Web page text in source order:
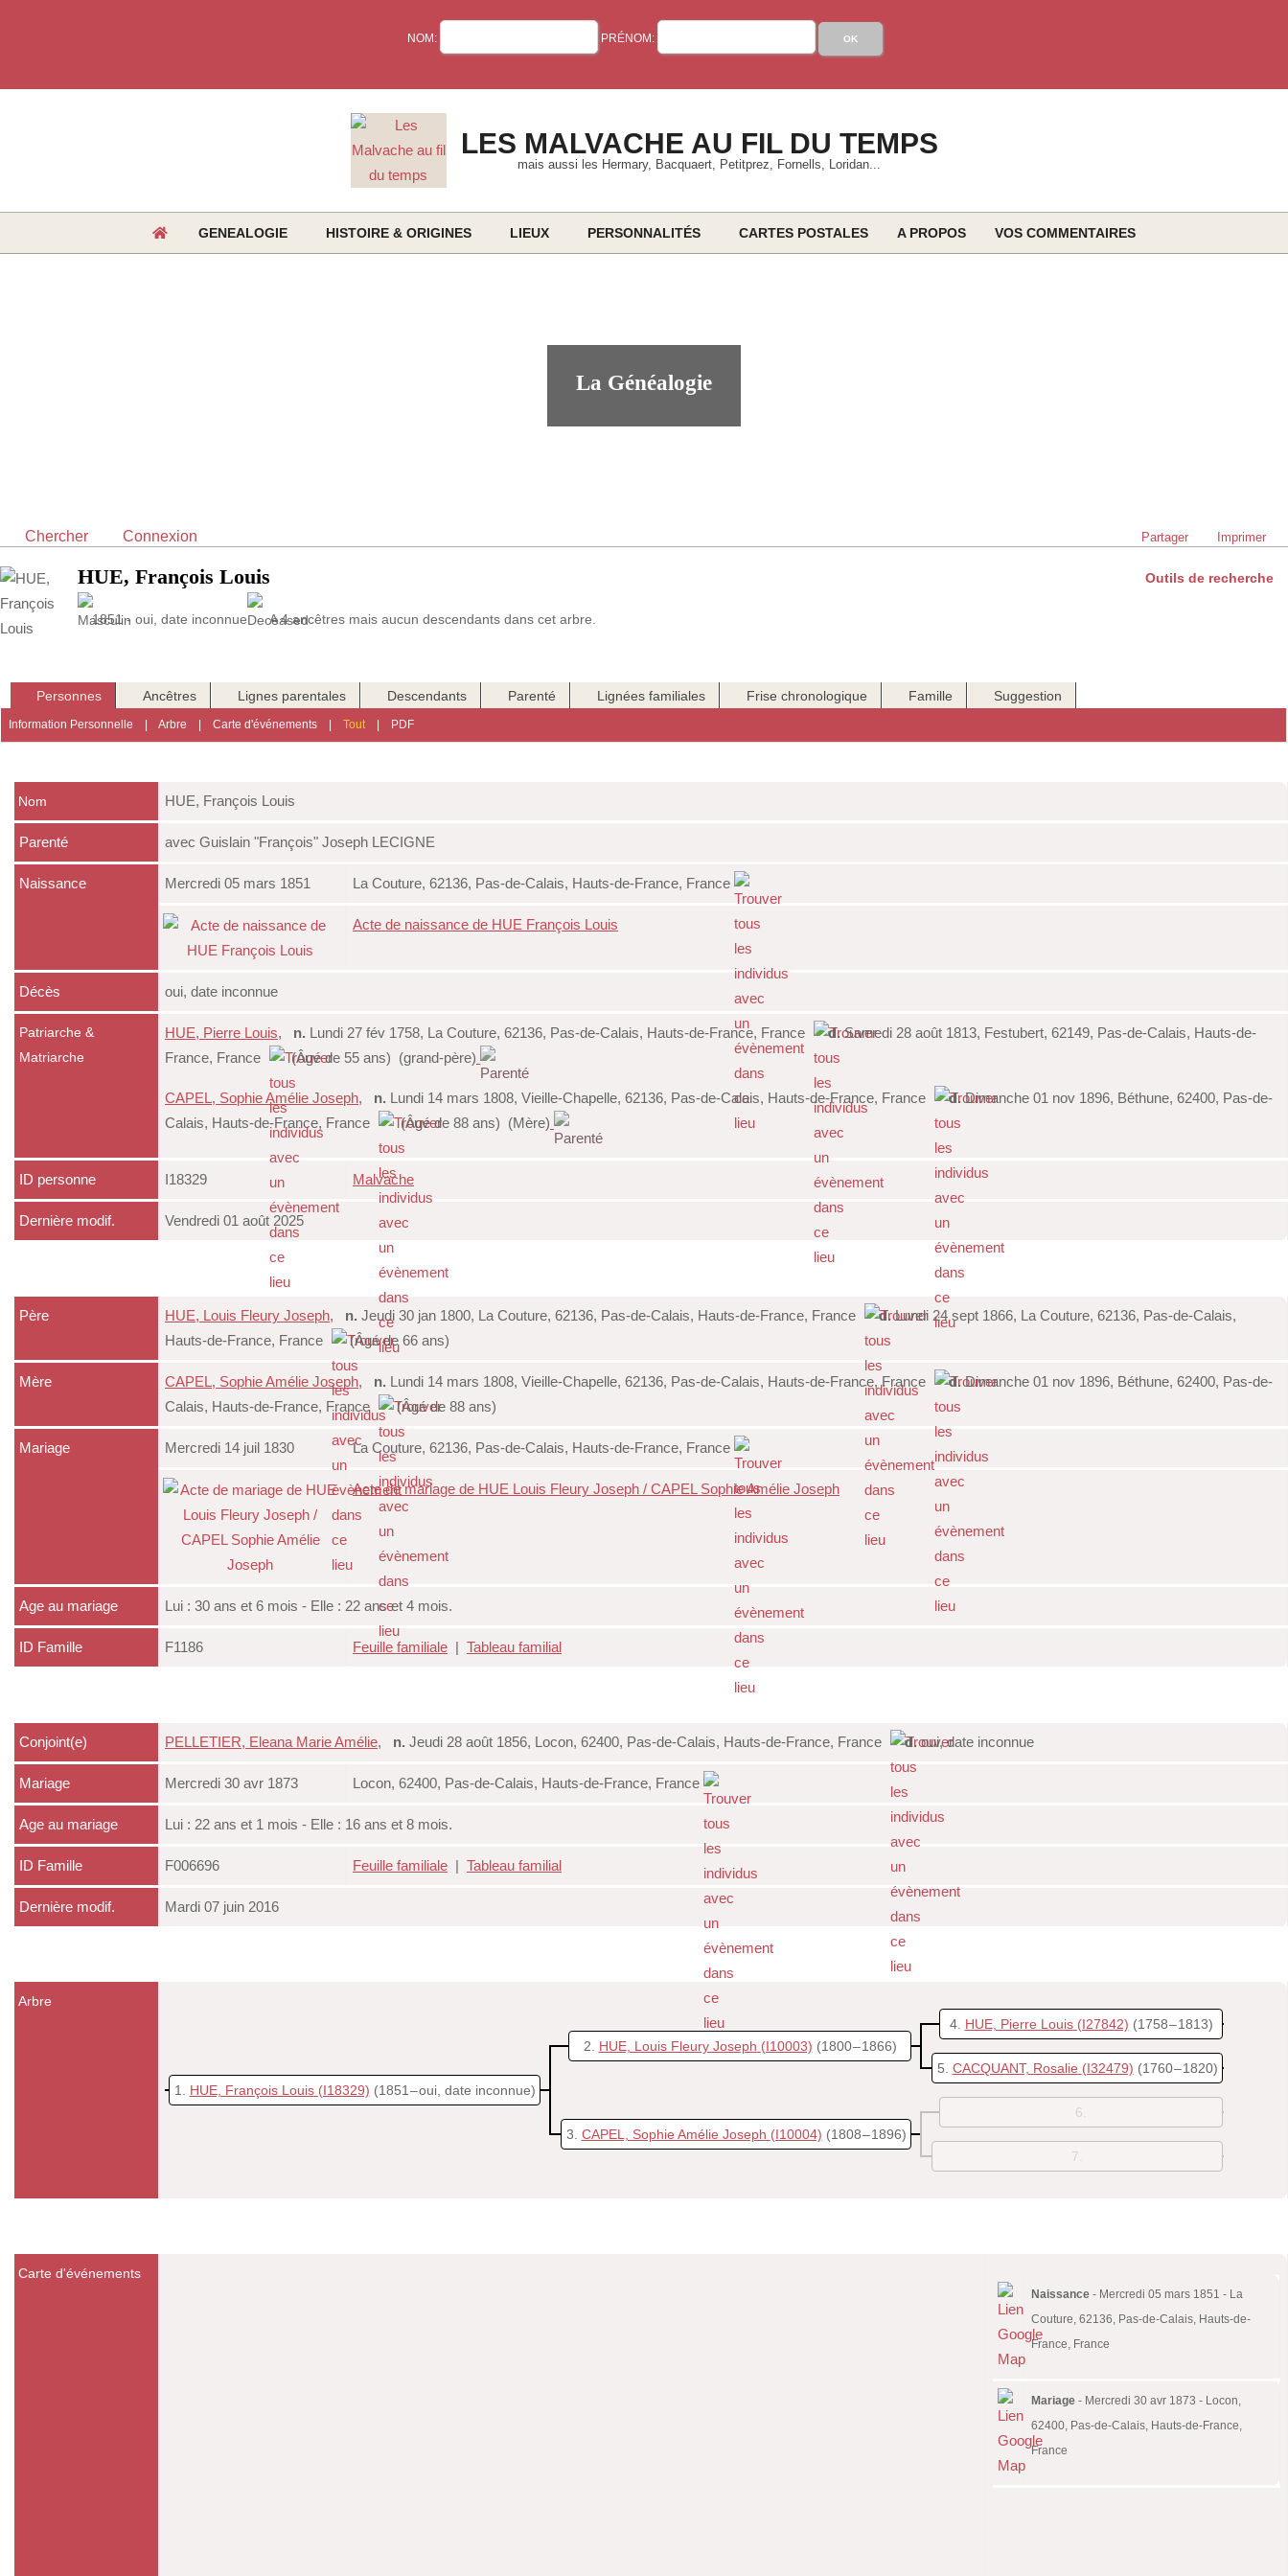
NOM: PRÉNOM:
LES MALVACHE AU FIL DU TEMPS
mais aussi les Hermary, Bacquaert, Petitprez, Fornells, Loridan...
GENEALOGIE HISTOIRE & ORIGINES LIEUX PERSONNALITÉS CARTES POSTALES A PROPOS VOS COMMENTAIRES
La Généalogie
Chercher Connexion Partager Imprimer
Outils de recherche
HUE, François Louis
1851 - oui, date inconnue A 4 ancêtres mais aucun descendants dans cet arbre.
Personnes Ancêtres Lignes parentales Descendants Parenté Lignées familiales Frise chronologique Famille Suggestion
Information Personnelle |Arbre |Carte d'événements |Tout| PDF
Nom HUE, François Louis
Parenté avec Guislain "François" Joseph LECIGNE
Naissance Mercredi 05 mars 1851 La Couture, 62136, Pas-de-Calais, Hauts-de-France, France
Acte de naissance de HUE François Louis
Décès oui, date inconnue
Patriarche &
Matriarche
HUE, Pierre Louis, n. Lundi 27 fév 1758, La Couture, 62136, Pas-de-Calais, Hauts-de-France, France d.Samedi 28 août 1813, Festubert, 62149, Pas-de-Calais, Hauts-de-
France, France
(Âgé de 55 ans) (grand-père)
CAPEL, Sophie Amélie Joseph, n. Lundi 14 mars 1808, Vieille-Chapelle, 62136, Pas-de-Calais, Hauts-de-France, France d.Dimanche 01 nov 1896, Béthune, 62400, Pas-de-
Calais, Hauts-de-France, France
(Âgé de 88 ans) (Mère)
ID personne I18329 Malvache
Dernière modif. Vendredi 01 août 2025
Père HUE, Louis Fleury Joseph, n. Jeudi 30 jan 1800, La Couture, 62136, Pas-de-Calais, Hauts-de-France, France d.Lundi 24 sept 1866, La Couture, 62136, Pas-de-Calais,
Hauts-de-France, France
(Âgé de 66 ans)
Mère CAPEL, Sophie Amélie Joseph, n. Lundi 14 mars 1808, Vieille-Chapelle, 62136, Pas-de-Calais, Hauts-de-France, France d.Dimanche 01 nov 1896, Béthune, 62400, Pas-de-
Calais, Hauts-de-France, France
(Âgé de 88 ans)
Mariage Mercredi 14 juil 1830 La Couture, 62136, Pas-de-Calais, Hauts-de-France, France
Acte de mariage de HUE Louis Fleury Joseph / CAPEL Sophie Amélie Joseph
Age au mariage Lui : 30 ans et 6 mois - Elle : 22 ans et 4 mois.
ID Famille F1186 Feuille familiale | Tableau familial
Conjoint(e) PELLETIER, Eleana Marie Amélie, n. Jeudi 28 août 1856, Locon, 62400, Pas-de-Calais, Hauts-de-France, France d.oui, date inconnue
Mariage Mercredi 30 avr 1873 Locon, 62400, Pas-de-Calais, Hauts-de-France, France
Age au mariage Lui : 22 ans et 1 mois - Elle : 16 ans et 8 mois.
ID Famille F006696 Feuille familiale | Tableau familial
Dernière modif. Mardi 07 juin 2016
Arbre
1 HUE, François Louis (I18329) (1851 – oui, date inconnue)
2 HUE, Louis Fleury Joseph (I10003) (1800 – 1866)
4 HUE, Pierre Louis (I27842) (1758 – 1813)
5 CACQUANT, Rosalie (I32479) (1760 – 1820)
3 CAPEL, Sophie Amélie Joseph (I10004) (1808 – 1896)
6
7
Carte d'événements
Naissance - Mercredi 05 mars 1851 - La
Couture, 62136, Pas-de-Calais, Hauts-de-
France, France
Mariage - Mercredi 30 avr 1873 - Locon,
62400, Pas-de-Calais, Hauts-de-France,
France